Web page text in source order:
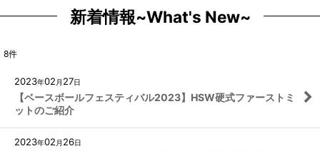
新着情報~What's New~
8件
2023年02 月 27日
【ベースボールフェスティバル2023】HSW硬式ファーストミ
ットのご紹介
2023年02 月 26日